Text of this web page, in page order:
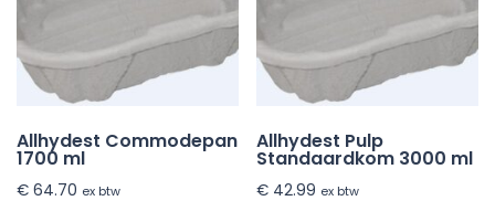
Allhydest Commodepan
1700 ml
€ 64.70 ex btw
Allhydest Pulp
Standaardkom 3000 ml
€ 42.99 ex btw